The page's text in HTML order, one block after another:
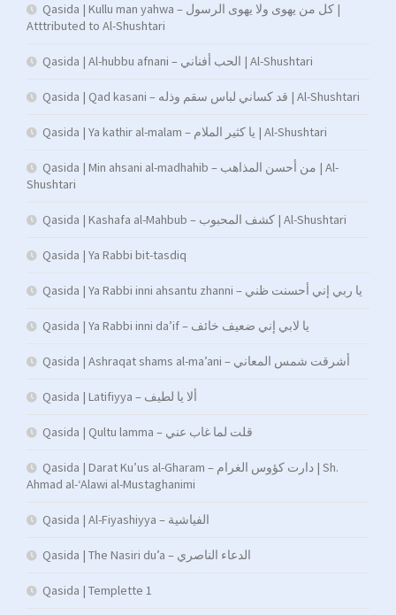
Qasida | Kullu man yahwa – كل من يهوى ولا يهوى الرسول |
Atttributed to Al-Shushtari
Qasida | Al-hubbu afnani – الحب أفناني | Al-Shushtari
Qasida | Qad kasani – قد كساني لباس سقم وذله | Al-Shushtari
Qasida | Ya kathir al-malam – يا كثير الملام | Al-Shushtari
Qasida | Min ahsani al-madhahib – من أحسن المذاهب | Al-
Shushtari
Qasida | Kashafa al-Mahbub – كشف المحبوب | Al-Shushtari
Qasida | Ya Rabbi bit-tasdiq
Qasida | Ya Rabbi inni ahsantu zhanni – يا ربي إني أحسنت ظني
Qasida | Ya Rabbi inni da’if – يا لابي إني ضعيف خائف
Qasida | Ashraqat shams al-ma’ani – أشرقت شمس المعاني
Qasida | Latifiyya – ألا يا لطيف
Qasida | Qultu lamma – قلت لما غاب عني
Qasida | Darat Ku’us al-Gharam – دارت كؤوس الغرام | Sh.
Ahmad al-‘Alawi al-Mustaghanimi
Qasida | Al-Fiyashiyya – الفياشية
Qasida | The Nasiri du’a – الدعاء الناصري
Qasida | Templette 1